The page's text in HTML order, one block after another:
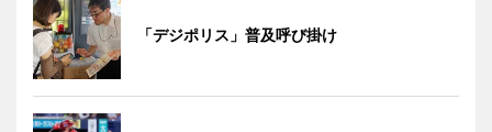
「デジポリス」普及呼び掛け